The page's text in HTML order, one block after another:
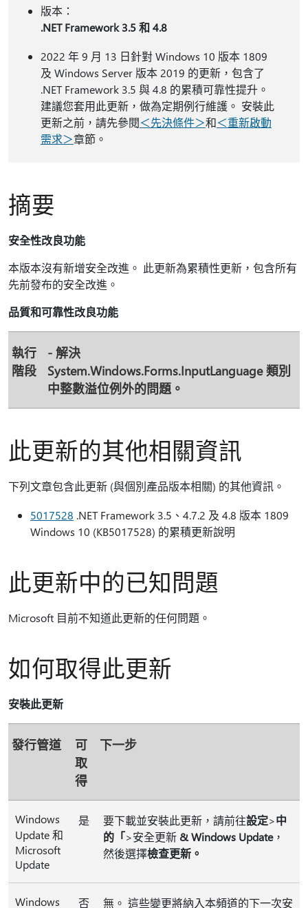
版本：
.NET Framework 3.5 和 4.8
2022 年 9 月 13 日針對 Windows 10 版本 1809
及 Windows Server 版本 2019 的更新，包含了
.NET Framework 3.5 與 4.8 的累積可靠性提升。
建議您套用此更新，做為定期例行維護。 安裝此
更新之前，請先參閱＜先決條件＞和＜重新啟動
需求＞章節。
摘要
安全性改良功能
本版本沒有新增安全改進。 此更新為累積性更新，包含所有
先前發布的安全改進。
品質和可靠性改良功能
執行
階段
- 解決
System.Windows.Forms.InputLanguage 類別
中整數溢位例外的問題。
此更新的其他相關資訊
下列文章包含此更新 (與個別產品版本相關) 的其他資訊。
5017528 .NET Framework 3.5、4.7.2 及 4.8 版本 1809
Windows 10 (KB5017528) 的累積更新說明
此更新中的已知問題
Microsoft 目前不知道此更新的任何問題。
如何取得此更新
安裝此更新
發行管道
可
取
得
下一步
Windows
Update 和
Microsoft
Update
是 要下載並安裝此更新，請前往設定>中
的「>安全更新 & Windows Update，
然後選擇檢查更新。
Windows 否 無。 這些變更將納入本頻道的下一次安